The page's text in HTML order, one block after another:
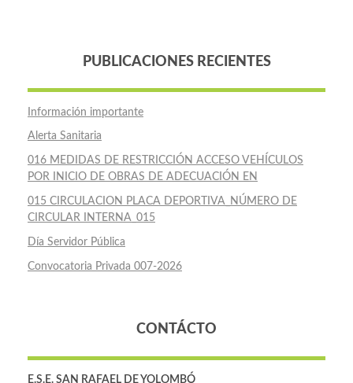
PUBLICACIONES RECIENTES
Información importante
Alerta Sanitaria
016 MEDIDAS DE RESTRICCIÓN ACCESO VEHÍCULOS
POR INICIO DE OBRAS DE ADECUACIÓN EN
015 CIRCULACION PLACA DEPORTIVA_NÚMERO DE
CIRCULAR INTERNA_015
Día Servidor Pública
Convocatoria Privada 007-2026
CONTÁCTO
E.S.E. SAN RAFAEL DE YOLOMBÓ